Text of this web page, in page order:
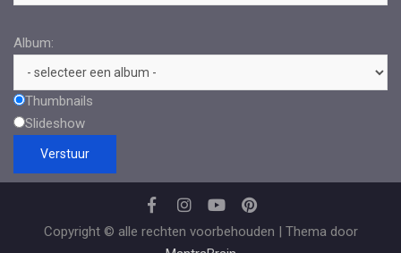
Album:
Thumbnails
Slideshow
Copyright © alle rechten voorbehouden | Thema door